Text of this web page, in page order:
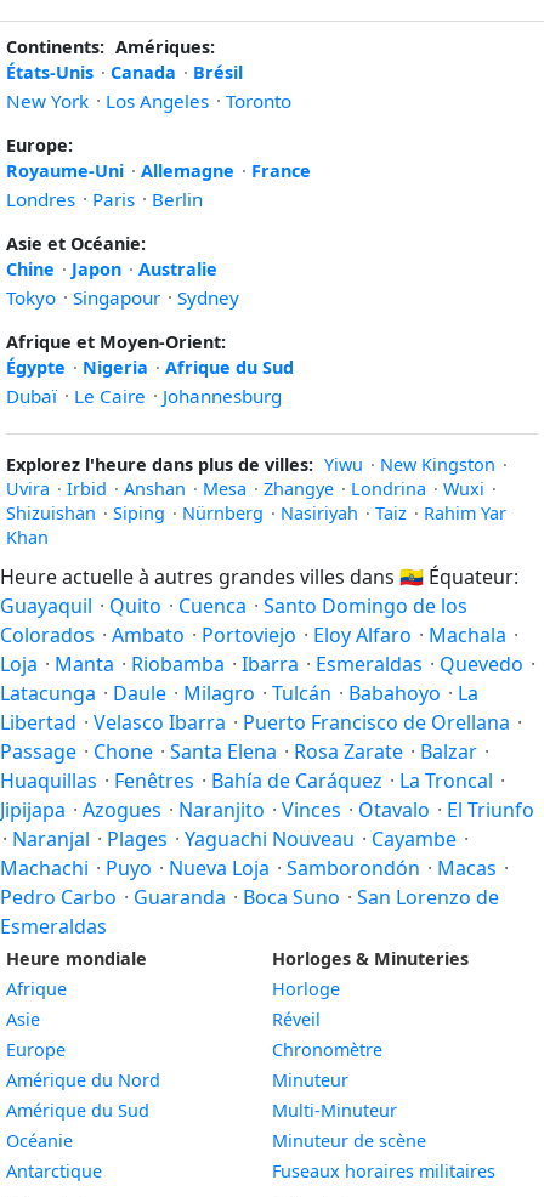
Continents: Amériques:
États-Unis · Canada · Brésil
New York · Los Angeles · Toronto
Europe:
Royaume-Uni · Allemagne · France
Londres · Paris · Berlin
Asie et Océanie:
Chine · Japon · Australie
Tokyo · Singapour · Sydney
Afrique et Moyen-Orient:
Égypte · Nigeria · Afrique du Sud
Dubaï · Le Caire · Johannesburg
Explorez l'heure dans plus de villes: Yiwu · New Kingston ·
Uvira · Irbid · Anshan · Mesa · Zhangye · Londrina · Wuxi ·
Shizuishan · Siping · Nürnberg · Nasiriyah · Taiz · Rahim Yar
Khan
Heure actuelle à autres grandes villes dans 🇪🇨 Équateur:
Guayaquil · Quito · Cuenca · Santo Domingo de los
Colorados · Ambato · Portoviejo · Eloy Alfaro · Machala ·
Loja · Manta · Riobamba · Ibarra · Esmeraldas · Quevedo ·
Latacunga · Daule · Milagro · Tulcán · Babahoyo · La
Libertad · Velasco Ibarra · Puerto Francisco de Orellana ·
Passage · Chone · Santa Elena · Rosa Zarate · Balzar ·
Huaquillas · Fenêtres · Bahía de Caráquez · La Troncal ·
Jipijapa · Azogues · Naranjito · Vinces · Otavalo · El Triunfo
· Naranjal · Plages · Yaguachi Nouveau · Cayambe ·
Machachi · Puyo · Nueva Loja · Samborondón · Macas ·
Pedro Carbo · Guaranda · Boca Suno · San Lorenzo de
Esmeraldas
Heure mondiale
Afrique
Asie
Europe
Amérique du Nord
Amérique du Sud
Océanie
Antarctique
Horloges & Minuteries
Horloge
Réveil
Chronomètre
Minuteur
Multi-Minuteur
Minuteur de scène
Fuseaux horaires militaires